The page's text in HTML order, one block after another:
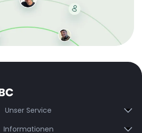
erhalten schnelle Lieferung und
Unser Service
Informationen